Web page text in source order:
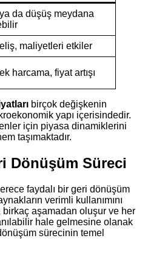
da düşüş meydana
maliyetleri etkiler
harcama, fiyat artışı
birçok değişkenin
yapı içerisindedir.
için piyasa dinamiklerini
taşımaktadır.
Dönüşüm Süreci
faydalı bir geri dönüşüm
verimli kullanımını
aşamadan oluşur ve her
hale gelmesine olanak
sürecinin temel